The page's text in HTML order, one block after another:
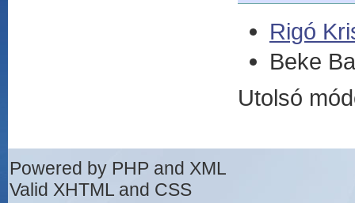
Rigó
Beke
Utolsó
Powered by PHP and XML
Valid XHTML and CSS